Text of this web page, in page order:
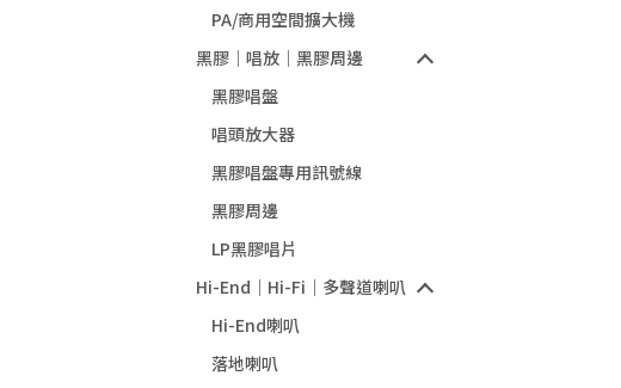
PA/商用空間擴大機
黑膠｜唱放｜黑膠周邊
黑膠唱盤
唱頭放大器
黑膠唱盤專用訊號線
黑膠周邊
LP黑膠唱片
Hi-End｜Hi-Fi｜多聲道喇叭
Hi-End喇叭
落地喇叭